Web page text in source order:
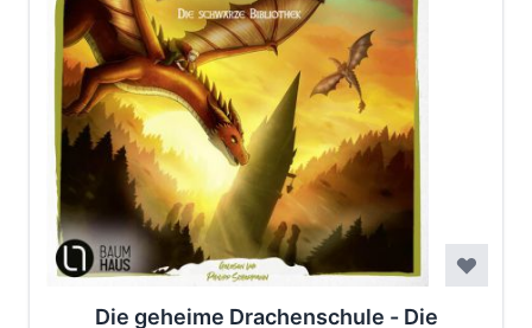
Die geheime Drachenschule - Die